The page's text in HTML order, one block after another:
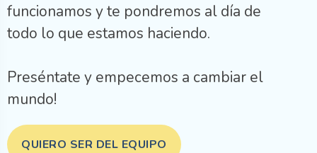
funcionamos y te pondremos al día de
todo lo que estamos haciendo.
Preséntate y empecemos a cambiar el
mundo!
QUIERO SER DEL EQUIPO